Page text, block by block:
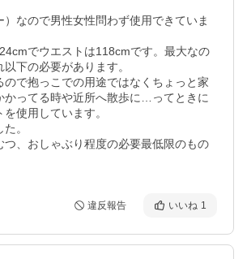
）なので男性女性問わず使用できていま
でウエストは118cmです。最大なの
下の必要があります。
ので抱っこでの用途ではなくちょっと家
かってる時や近所へ散歩に…ってときに
使用しています。
。
つ、おしゃぶり程度の必要最低限のもの
違反報告 いいね 1